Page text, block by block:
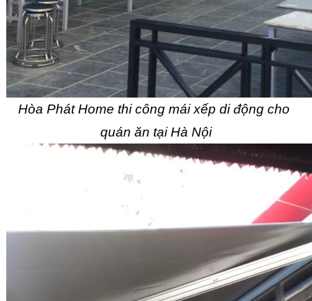
Hòa Phát Home thi công mái xếp di động cho
quán ăn tại Hà Nội